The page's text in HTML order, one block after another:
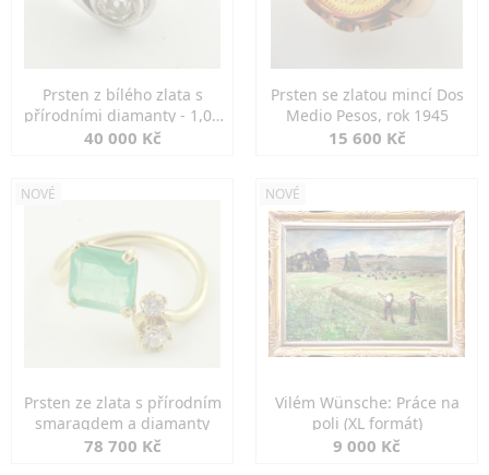
Prsten z bílého zlata s
přírodními diamanty - 1,00
ct
40 000 Kč
Prsten se zlatou mincí Dos
Medio Pesos, rok 1945
15 600 Kč
NOVÉ
Prsten ze zlata s přírodním
smaragdem a diamanty
78 700 Kč
NOVÉ
Vilém Wünsche: Práce na
poli (XL formát)
9 000 Kč